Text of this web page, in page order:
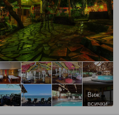
Виж
всички